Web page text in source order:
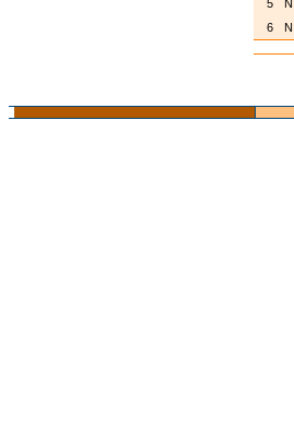
5
N
6
N